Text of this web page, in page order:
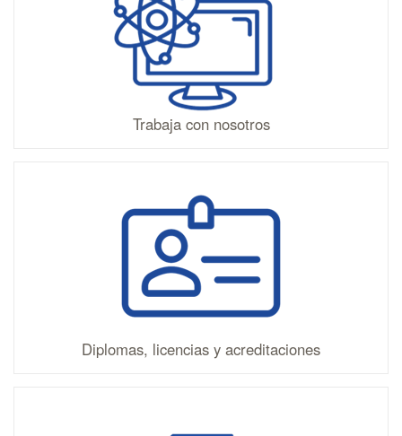
Trabaja con nosotros
Diplomas, licencias y acreditaciones